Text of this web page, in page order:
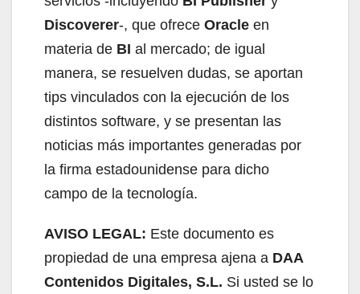
Discoverer-, que ofrece Oracle en
materia de BI al mercado; de igual
manera, se resuelven dudas, se aportan
tips vinculados con la ejecución de los
distintos software, y se presentan las
noticias más importantes generadas por
la firma estadounidense para dicho
campo de la tecnología.
AVISO LEGAL: Este documento es
propiedad de una empresa ajena a DAA
Contenidos Digitales, S.L. Si usted se lo